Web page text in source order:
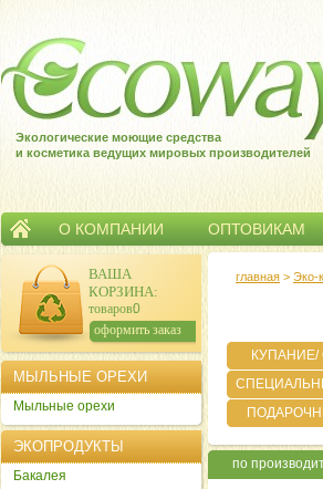
Экологические моющие средства
и косметика ведущих мировых производителей
О КОМПАНИИ ОПТОВИКАМ
главная > Эко-
по
ВАША
КОРЗИНА:
товаров:0
сумма: 0р.
оформить заказ
МЫЛЬНЫЕ ОРЕХИ
Мыльные орехи
ЭКОПРОДУКТЫ
Бакалея